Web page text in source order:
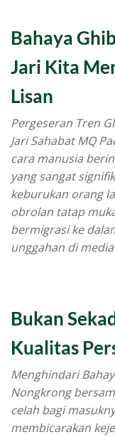
Bahaya
Jari Kita
Lisan
Pergeseran Tren
Jari Sahabat MQ
cara manusia
yang sangat
keburukan orang
obrolan tatap
bermigrasi ke
unggahan di
Bukan
Kualitas
Menghindari
Nongkrong
celah bagi
membicarakan